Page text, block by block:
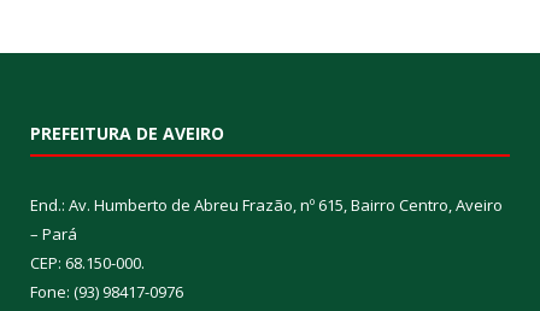
PREFEITURA DE AVEIRO
End.: Av. Humberto de Abreu Frazão, nº 615, Bairro Centro, Aveiro
– Pará
CEP: 68.150-000.
Fone: (93) 98417-0976